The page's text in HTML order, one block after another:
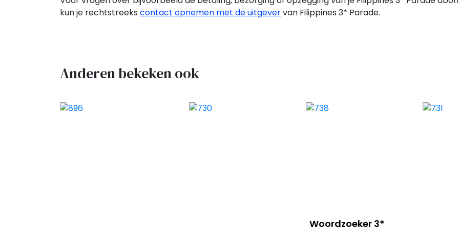
kun je rechtstreeks contact opnemen met de uitgevervan Filippines 3* Parade.
Anderen bekeken ook
Woordzoeker 3*